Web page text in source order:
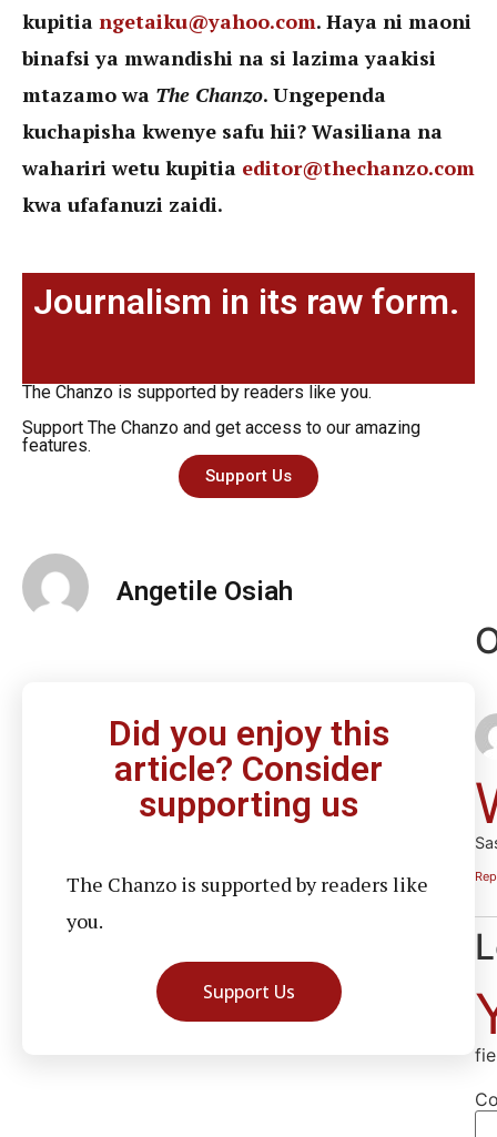
kupitia ngetaiku@yahoo.com. Haya ni maoni
binafsi ya mwandishi na si lazima yaakisi
mtazamo wa The Chanzo. Ungependa
kuchapisha kwenye safu hii? Wasiliana na
wahariri wetu kupitia editor@thechanzo.com
kwa ufafanuzi zaidi.
Journalism in its raw form.
The Chanzo is supported by readers like you.
Support The Chanzo and get access to our amazing
features.
Support Us
Angetile Osiah
Did you enjoy this
article? Consider
supporting us
The Chanzo is supported by readers like
you.
Support Us